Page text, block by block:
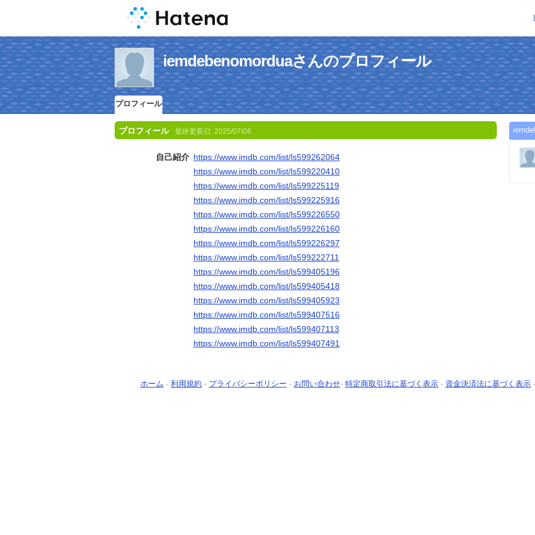
iemdebenomorduaさんのプロフィール
プロフィール
プロフィール 最終更新日: 2025/07/06
自己紹介 https://www.imdb.com/list/ls599262064
https://www.imdb.com/list/ls599220410
https://www.imdb.com/list/ls599225119
https://www.imdb.com/list/ls599225916
https://www.imdb.com/list/ls599226550
https://www.imdb.com/list/ls599226160
https://www.imdb.com/list/ls599226297
https://www.imdb.com/list/ls599222711
https://www.imdb.com/list/ls599405196
https://www.imdb.com/list/ls599405418
https://www.imdb.com/list/ls599405923
https://www.imdb.com/list/ls599407516
https://www.imdb.com/list/ls599407113
https://www.imdb.com/list/ls599407491
ホーム - 利用規約 - プライバシーポリシー - お問い合わせ- 特定商取引法に基づく表示 - 資金決済法に基づく表示 -